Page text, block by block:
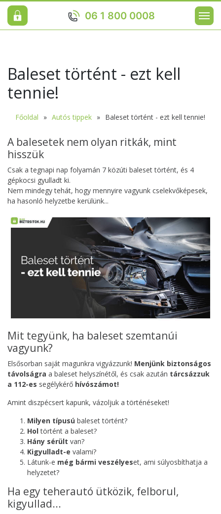
06 1 800 0008
Baleset történt - ezt kell
tennie!
Főoldal Autós tippek Baleset történt - ezt kell tennie!
A balesetek nem olyan ritkák, mint
hisszük
Csak a tegnapi nap folyamán 7 közúti baleset történt, és 4
gépkocsi gyulladt ki.
Nem mindegy tehát, hogy mennyire vagyunk cselekvőképesek,
ha hasonló helyzetbe kerülünk...
Mit tegyünk, ha baleset szemtanúi
vagyunk?
Elsősorban saját magunkra vigyázzunk! Menjünk biztonságos
távolságra a baleset helyszínétől, és csak azután tárcsázzuk
a 112-es segélykérő hívószámot!
Amint diszpécsert kapunk, vázoljuk a történéseket!
Milyen típusú baleset történt?
Holtörtént a baleset?
Hány sérült van?
Kigyulladt-e valami?
Látunk-e még bármi veszélyeset, ami súlyosbíthatja a
helyzetet?
Ha egy teherautó ütközik, felborul,
kigyullad...